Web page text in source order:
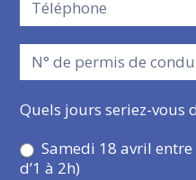
Quels jours seriez-vous
Samedi 18 avril
d’1 à 2h)